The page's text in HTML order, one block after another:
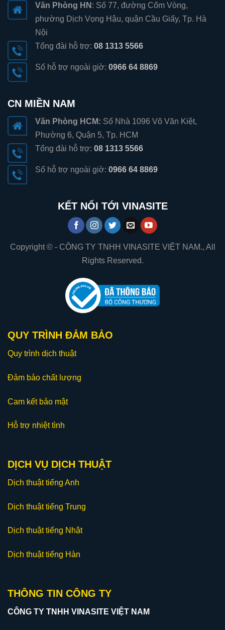
Văn Phòng HN : Số 77, đường Cốm Vòng,
phường Dịch Vọng Hậu, quận Cầu Giấy, Tp. Hà
Nội
Tổng đài hỗ trợ: 08 1313 5566
Số hỗ trợ ngoài giờ: 0966 64 8869
CN MIỀN NAM
Văn Phòng HCM: Số Nhà 1096 Võ Văn Kiệt,
Phường 6, Quận 5, Tp. HCM
Tổng đài hỗ trợ: 08 1313 5566
Số hỗ trợ ngoài giờ: 0966 64 8869
KẾT NỐI TỚI VINASITE
Copyright © - CÔNG TY TNHH VINASITE VIỆT NAM., All
Rights Reserved.
QUY TRÌNH ĐẢM BẢO
Quy trình dịch thuật
Đảm bảo chất lượng
Cam kết bảo mật
Hỗ trợ nhiệt tình
DỊCH VỤ DỊCH THUẬT
Dịch thuật tiếng Anh
Dịch thuật tiếng Trung
Dịch thuật tiếng Nhật
Dịch thuật tiếng Hàn
THÔNG TIN CÔNG TY
CÔNG TY TNHH VINASITE VIỆT NAM